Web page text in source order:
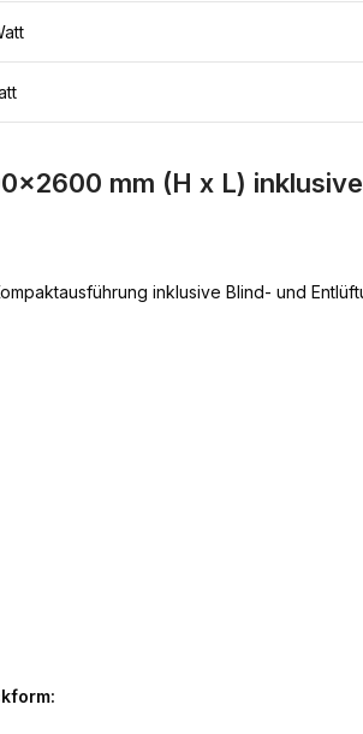
mm (H x L)
inklusive Blind- und